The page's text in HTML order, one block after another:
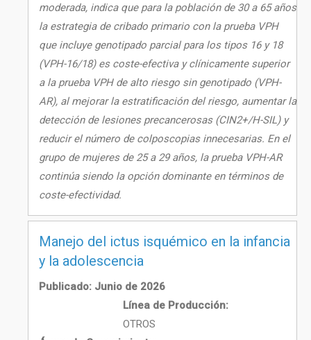
moderada, indica que para la población de 30 a 65 años
la estrategia de cribado primario con la prueba VPH
que incluye genotipado parcial para los tipos 16 y 18
(VPH-16/18) es coste-efectiva y clínicamente superior
a la prueba VPH de alto riesgo sin genotipado (VPH-
AR), al mejorar la estratificación del riesgo, aumentar la
detección de lesiones precancerosas (CIN2+/H-SIL) y
reducir el número de colposcopias innecesarias. En el
grupo de mujeres de 25 a 29 años, la prueba VPH-AR
continúa siendo la opción dominante en términos de
coste-efectividad.
Manejo del ictus isquémico en la infancia
y la adolescencia
Publicado: Junio de 2026
Línea de Producción:
OTROS